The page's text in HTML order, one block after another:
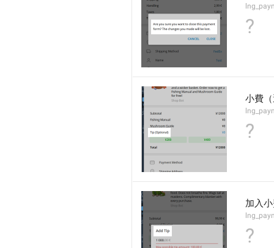
?
小費
?
加入
?